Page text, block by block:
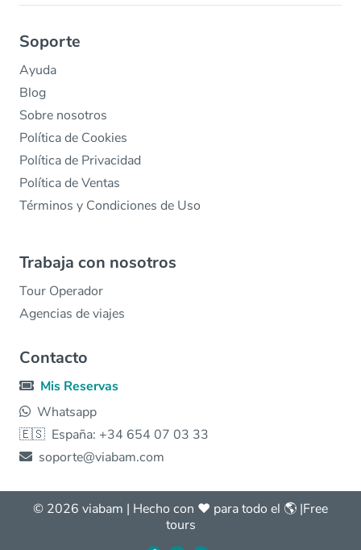
Soporte
Ayuda
Blog
Sobre nosotros
Política de Cookies
Política de Privacidad
Política de Ventas
Términos y Condiciones de Uso
Trabaja con nosotros
Tour Operador
Agencias de viajes
Contacto
Mis Reservas
Whatsapp
🇪🇸 España: +34 654 07 03 33
soporte@viabam.com
© 2026 viabam | Hecho con ❤️ para todo el 🌎 |Free
tours